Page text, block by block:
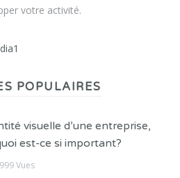
votre activité.
POPULAIRES
visuelle d’une entreprise,
est-ce si important?
Vues